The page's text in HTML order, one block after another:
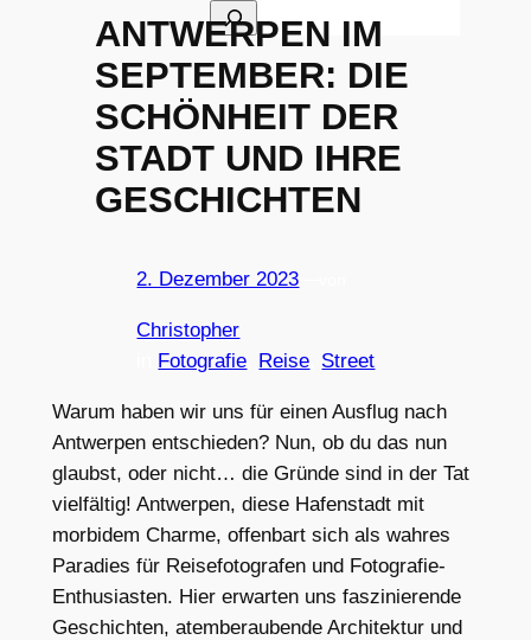
SUCHEN
ANTWERPEN IM
SEPTEMBER: DIE
SCHÖNHEIT DER
STADT UND IHRE
GESCHICHTEN
2. Dezember 2023
Christopher
Fotografie Reise Street
Warum haben wir uns für einen Ausflug nach
Antwerpen entschieden? Nun, ob du das nun
glaubst, oder nicht… die Gründe sind in der Tat
vielfältig! Antwerpen, diese Hafenstadt mit
morbidem Charme, offenbart sich als wahres
Paradies für Reisefotografen und Fotografie-
Enthusiasten. Hier erwarten uns faszinierende
Geschichten, atemberaubende Architektur und